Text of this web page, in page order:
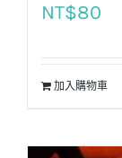
NT$80
加入購物車